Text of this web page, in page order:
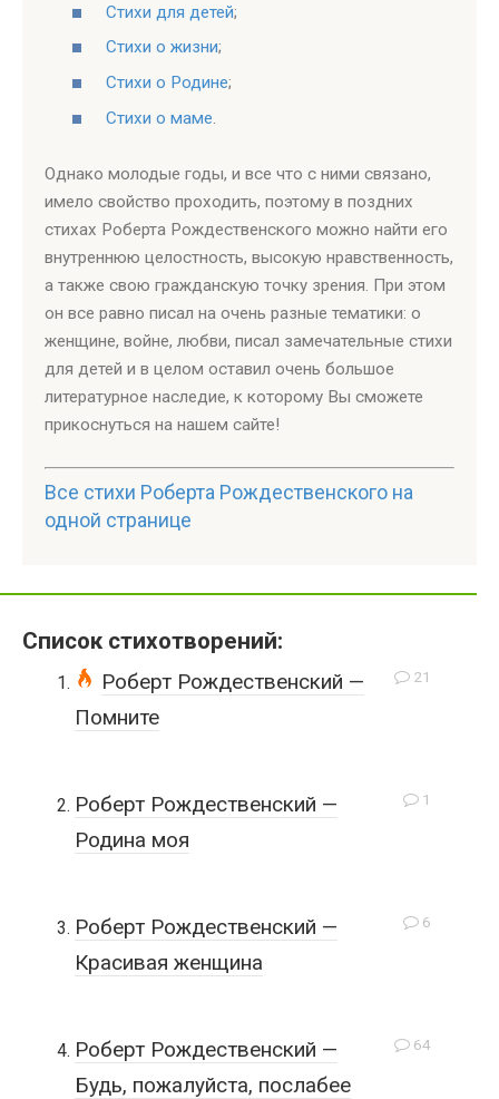
Стихи для детей;
Стихи о жизни;
Стихи о Родине;
Стихи о маме
Однако молодые годы, и все что с ними связано,
имело свойство проходить, поэтому в поздних
стихах Роберта Рождественского можно найти его
внутреннюю целостность, высокую нравственность,
а также свою гражданскую точку зрения. При этом
он все равно писал на очень разные тематики: о
женщине, войне, любви, писал замечательные стихи
для детей и в целом оставил очень большое
литературное наследие, к которому Вы сможете
прикоснуться на нашем сайте!
Все стихи Роберта Рождественского на
одной странице
Список стихотворений:
21
Роберт Рождественский —
Помните
1
Роберт Рождественский —
Родина моя
6
Роберт Рождественский —
Красивая женщина
64
Роберт Рождественский —
Будь, пожалуйста, послабее